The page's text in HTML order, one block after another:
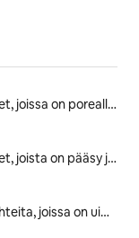
Majoitukset, joissa on poreallas
Majoitukset, joista on pääsy järvelle
Vuokrakohteita, joissa on uima-allas